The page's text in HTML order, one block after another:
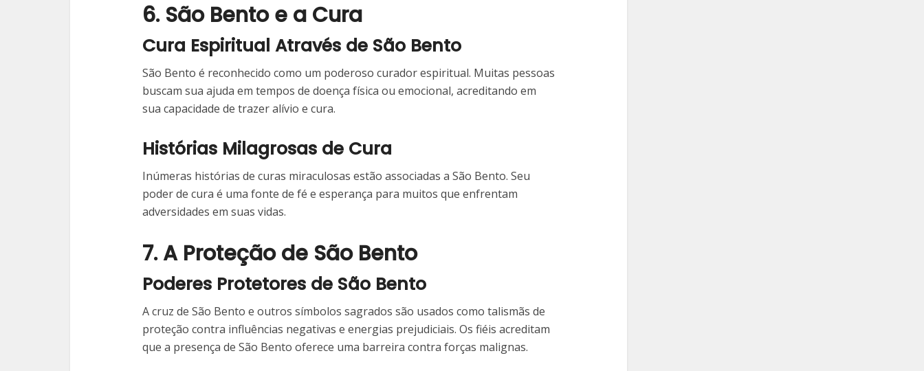
6. São Bento e a Cura
Cura Espiritual Através de São Bento
São Bento é reconhecido como um poderoso curador espiritual. Muitas pessoas
buscam sua ajuda em tempos de doença física ou emocional, acreditando em
sua capacidade de trazer alívio e cura.
Histórias Milagrosas de Cura
Inúmeras histórias de curas miraculosas estão associadas a São Bento. Seu
poder de cura é uma fonte de fé e esperança para muitos que enfrentam
adversidades em suas vidas.
7. A Proteção de São Bento
Poderes Protetores de São Bento
A cruz de São Bento e outros símbolos sagrados são usados como talismãs de
proteção contra influências negativas e energias prejudiciais. Os fiéis acreditam
que a presença de São Bento oferece uma barreira contra forças malignas.